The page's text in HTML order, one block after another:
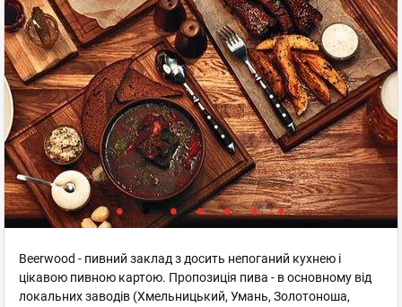
Beerwood - пивний заклад з досить непоганий кухнею і
цікавою пивною картою. Пропозиція пива - в основному від
локальних заводів (Хмельницький, Умань, Золотоноша,